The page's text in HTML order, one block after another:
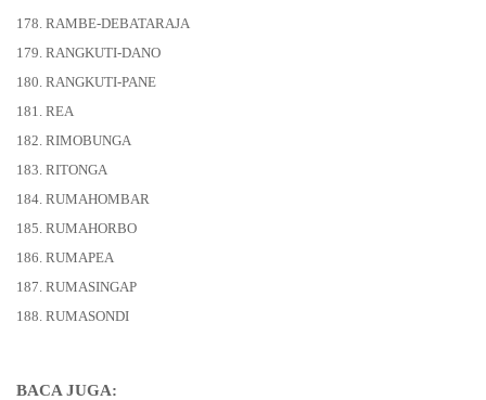
178. RAMBE-DEBATARAJA
179. RANGKUTI-DANO
180. RANGKUTI-PANE
181. REA
182. RIMOBUNGA
183. RITONGA
184. RUMAHOMBAR
185. RUMAHORBO
186. RUMAPEA
187. RUMASINGAP
188. RUMASONDI
BACA JUGA: